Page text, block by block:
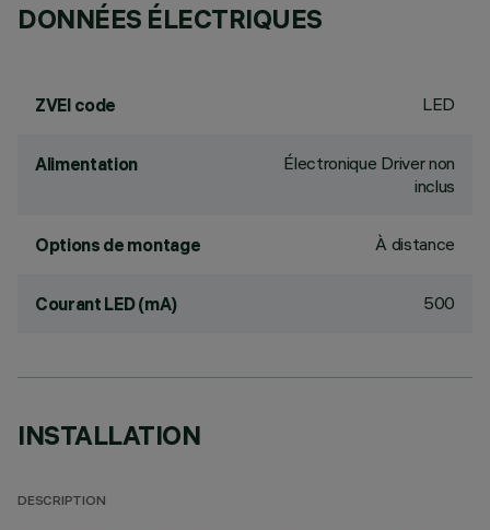
DONNÉES ÉLECTRIQUES
ZVEI code LED
Alimentation
Électronique Driver non
inclus
Options de montage À distance
Courant LED (mA) 500
INSTALLATION
DESCRIPTION